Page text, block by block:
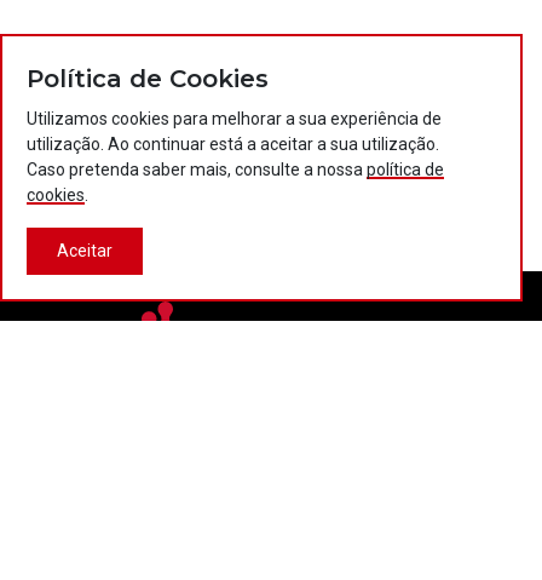
Política de Cookies
Utilizamos cookies para melhorar a sua experiência de
utilização. Ao continuar está a aceitar a sua utilização.
Caso pretenda saber mais, consulte a nossa política de
cookies
Aceitar